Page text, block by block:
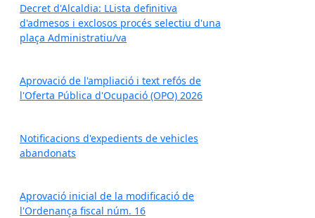
Decret d'Alcaldia: LLista definitiva
d'admesos i exclosos procés selectiu d'una
plaça Administratiu/va
Aprovació de l'ampliació i text refós de
l'Oferta Pública d'Ocupació (OPO) 2026
Notificacions d'expedients de vehicles
abandonats
Aprovació inicial de la modificació de
l'Ordenança fiscal núm. 16